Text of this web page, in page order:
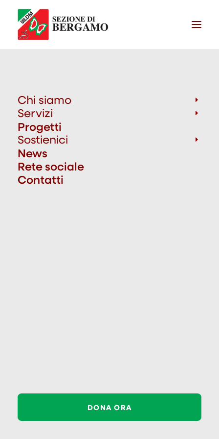
Chi siamo
Servizi
Progetti
Sostienici
News
Rete sociale
Contatti
DONA ORA
La pagina che stai cercando
potrebbe non essere più